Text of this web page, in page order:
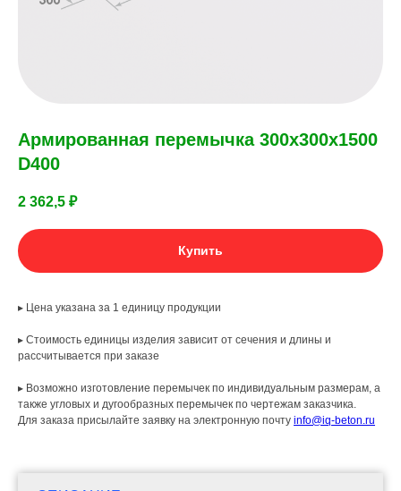
Армированная перемычка 300х300х1500
D400
2 362,5 ₽
Купить
▸ Цена указана за 1 единицу продукции
▸ Стоимость единицы изделия зависит от сечения и длины и
рассчитывается при заказе
▸ Возможно изготовление перемычек по индивидуальным размерам, а
также угловых и дугообразных перемычек по чертежам заказчика.
Для заказа присылайте заявку на электронную почту info@iq-beton.ru